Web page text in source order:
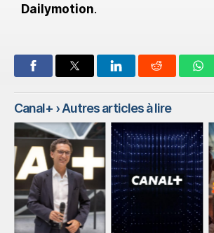
Dailymotion.
Canal+ › Autres articles à lire